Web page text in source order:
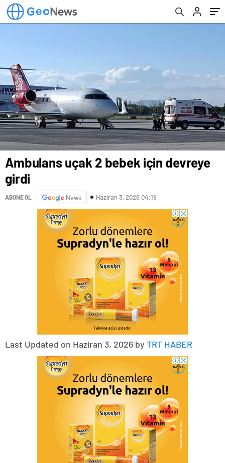
Ambulans uçak 2 bebek için devreye
girdi
ABONE OL News Haziran 3, 2026 04:19
Last Updated on Haziran 3, 2026 by TRT HABER